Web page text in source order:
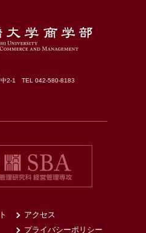
2-1 TEL 042-580-8183
アクセス
プライバシーポリシー